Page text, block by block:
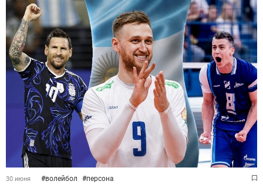
30 июня #волейбол #персона